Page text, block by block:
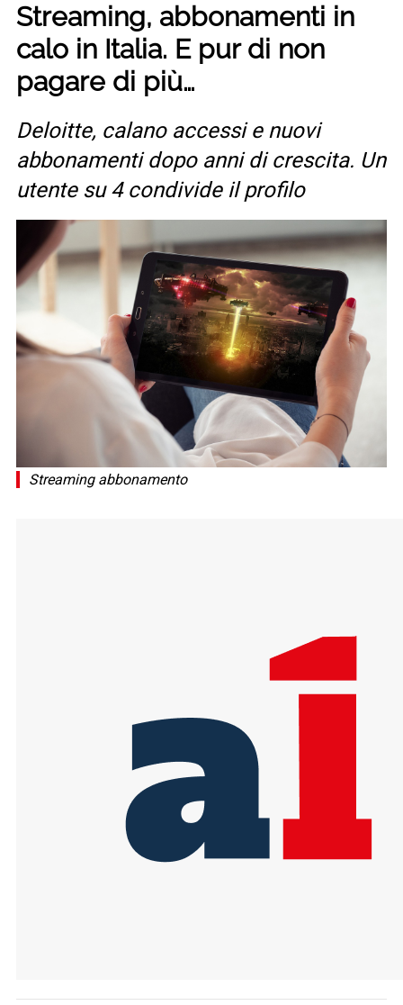
Streaming, abbonamenti in
calo in Italia. E pur di non
pagare di più…
Deloitte, calano accessi e nuovi
abbonamenti dopo anni di crescita. Un
utente su 4 condivide il profilo
Streaming abbonamento